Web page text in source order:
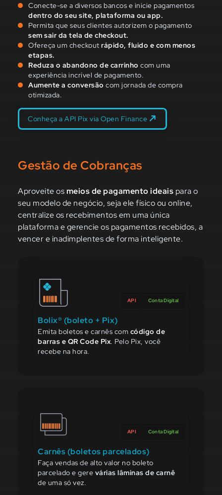
Conecte-se a diversos bancos e inicie pagamentos
dentro do seu site, plataforma ou app.
Permita que seus clientes autorizem o pagamento
sem sair da tela de checkout.
Ofereça um checkout rápido, fluido e com menos
etapas.
Reduza o abandono de carrinho com uma
experiência incrível de pagamento.
Aumente a conversão com jornada de compra
otimizada.
Conheça a API Pix via Open Finance
Gestão de Cobranças
Aproveite os meios de pagamento ideais para o
seu modelo de negócio, seja ele físico ou online,
centralize os recebimentos em uma única
plataforma e gerencie os pagamentos recebidos, a
vencer e inadimplentes de forma inteligente.
API Conta Digital
Bolix® (boleto + Pix)
Emita boletos e carnês com código de
barras e QR Code Pix. Pelo Pix, você
recebe na hora.
API Conta Digital
Carnês (boletos parcelados)
Faça vendas de alto valor no boleto
parcelado e gere várias lâminas de carnê
de uma só vez.